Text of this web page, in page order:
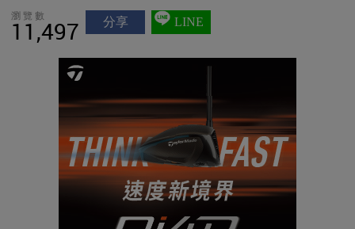
瀏覽數
11,497 分享 LINE